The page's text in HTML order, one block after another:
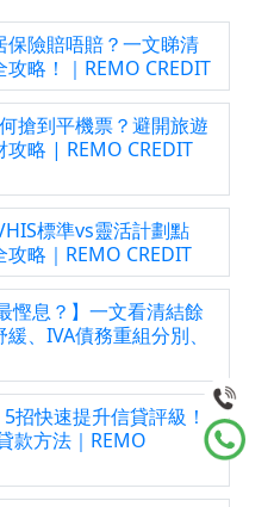
保險賠唔賠？一文睇清
略！｜REMO CREDIT
搶到平機票？避開旅遊
略 | REMO CREDIT
標準vs靈活計劃點
略｜REMO CREDIT
慳息？】一文看清結餘
、IVA債務重組分別、
招快速提升信貸評級！
款方法｜REMO